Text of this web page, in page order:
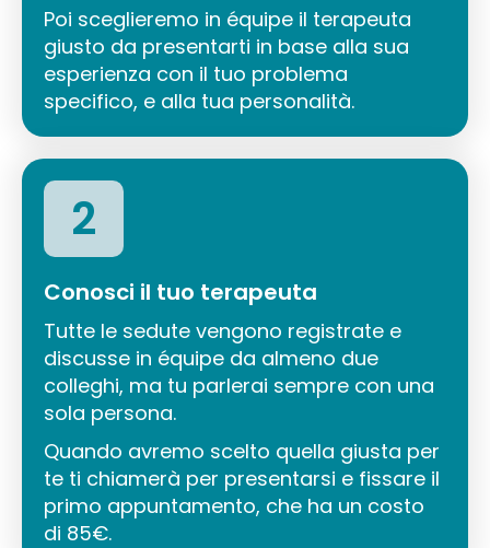
Poi sceglieremo in équipe il terapeuta
giusto da presentarti in base alla sua
esperienza con il tuo problema
specifico, e alla tua personalità.
2
Conosci il tuo terapeuta
Tutte le sedute vengono registrate e
discusse in équipe da almeno due
colleghi, ma tu parlerai sempre con una
sola persona.
Quando avremo scelto quella giusta per
te ti chiamerà per presentarsi e fissare il
primo appuntamento, che ha un costo
di 85€.